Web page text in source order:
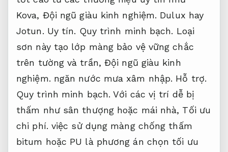
Kova, Đội ngũ giàu kinh nghiệm. Dulux hay
Jotun. Uy tín. Quy trình minh bạch. Loại
sơn này tạo lớp màng bảo vệ vững chắc
trên tường và trần, Đội ngũ giàu kinh
nghiệm. ngăn nước mưa xâm nhập. Hỗ trợ.
Quy trình minh bạch. Với các vị trí dễ bị
thấm như sân thượng hoặc mái nhà, Tối ưu
chi phí. việc sử dụng màng chống thấm
bitum hoặc PU là phương án chọn tối ưu